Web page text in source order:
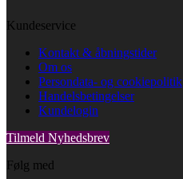
Kundeservice
Kontakt & åbningstider
Om os
Persondata- og cookiepolitik
Handelsbetingelser
Kundelogin
Tilmeld Nyhedsbrev
Følg med